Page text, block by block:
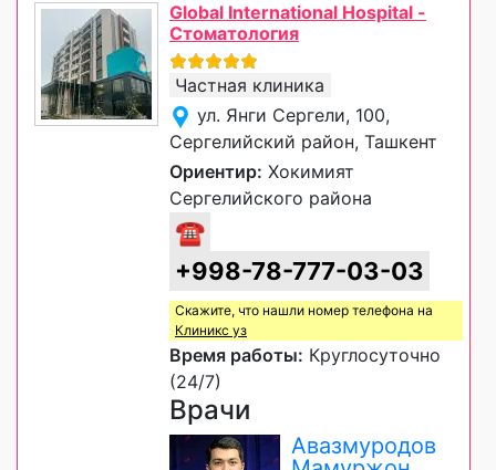
Global International Hospital -
Стоматология
Частная клиника
ул. Янги Сергели, 100,
Сергелийский район, Ташкент
Ориентир: Хокимият
Сергелийского района
☎
+998-78-777-03-03
Скажите, что нашли номер телефона на
Клиникс уз
Время работы: Круглосуточно
(24/7)
Врачи
Авазмуродов